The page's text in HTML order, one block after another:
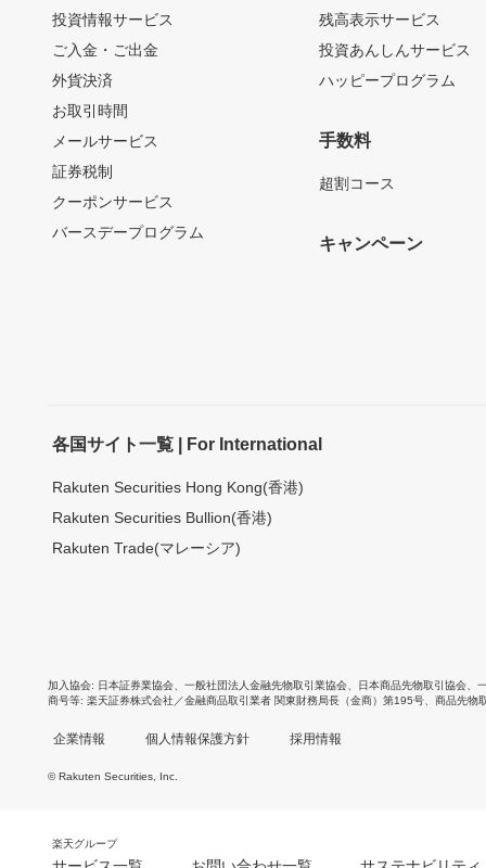
投資情報サービス
ご入金・ご出金
外貨決済
お取引時間
メールサービス
証券税制
クーポンサービス
バースデープログラム
残高表示サービス
投資あんしんサービス
ハッピープログラム
手数料
超割コース
キャンペーン
各国サイト一覧 | For International
Rakuten Securities Hong Kong(香港)
Rakuten Securities Bullion(香港)
Rakuten Trade(マレーシア)
加入協会 日本証券業協会 一般社団法人金融先物取引業協会 日本商品先物取引協会
商号等 楽天証券株式会社／金融商品取引業者 関東財務局長（金商）第195号、商品先物
企業情報 個人情報保護方針 採用情報
© Rakuten Securities, Inc.
楽天グループ